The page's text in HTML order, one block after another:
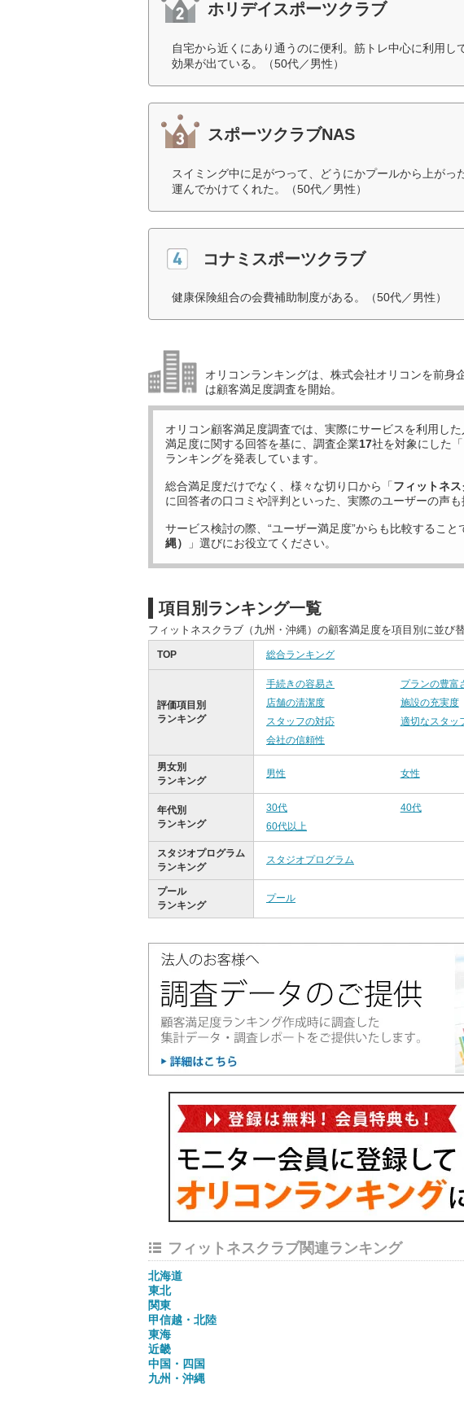
ホリデイスポーツクラブ
自宅から近くにあり通うのに便利。筋トレ中心に利用し
効果が出ている。（50代／男性）
スポーツクラブNAS
スイミング中に足がつって、どうにかプールから上がっ
運んでかけてくれた。（50代／男性）
コナミスポーツクラブ
健康保険組合の会費補助制度がある。（50代／男性）
オリコンランキングは、株式会社オリコンを前身
は顧客満足度調査を開始。
オリコン顧客満足度調査では、実際にサービスを利用した
満足度に関する回答を基に、調査企業17社を対象にした「
ランキングを発表しています。
総合満足度だけでなく、様々な切り口から「フィットネス
に回答者の口コミや評判といった、実際のユーザーの声も
サービス検討の際、“ユーザー満足度”からも比較すること
縄）
」選びにお役立てください。
項目別ランキング一覧
フィットネスクラブ（九州・沖縄）の顧客満足度を項目別に並び
TOP 総合ランキング
評価項目別
ランキング
手続きの容易さ プランの豊富
店舗の清潔度
施設の充実度
スタッフの対応
適切なスタッ
会社の信頼性
男女別
ランキング
男性 女性
年代別
ランキング
30代 40代
60代以上
スタジオプログラム
ランキング
スタジオプログラム
プール
ランキング
プール
フィットネスクラブ関連ランキング
北海道
東北
関東
甲信越・北陸
東海
近畿
中国・四国
九州・沖縄